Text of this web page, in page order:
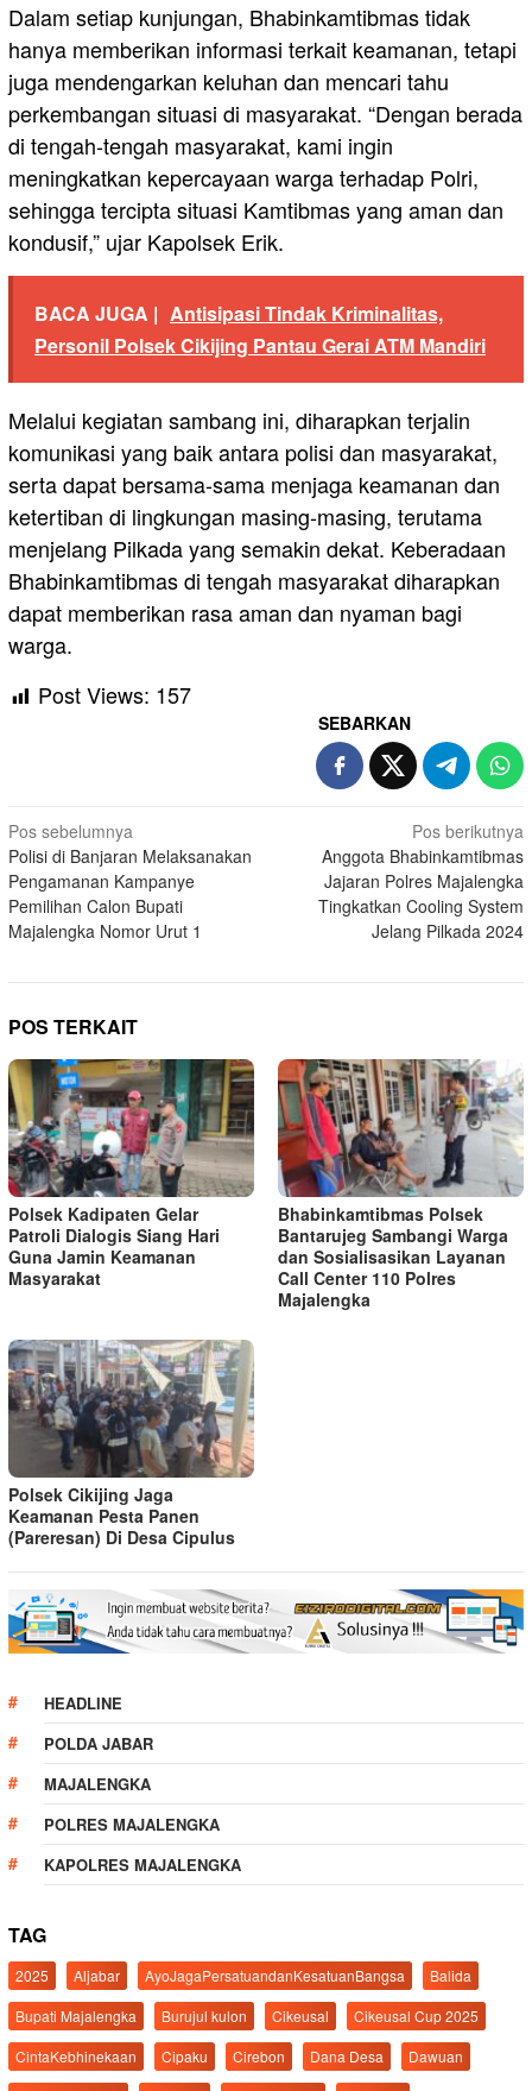
Dalam setiap kunjungan, Bhabinkamtibmas tidak
hanya memberikan informasi terkait keamanan, tetapi
juga mendengarkan keluhan dan mencari tahu
perkembangan situasi di masyarakat. “Dengan berada
di tengah-tengah masyarakat, kami ingin
meningkatkan kepercayaan warga terhadap Polri,
sehingga tercipta situasi Kamtibmas yang aman dan
kondusif,” ujar Kapolsek Erik.
BACA JUGA | Antisipasi Tindak Kriminalitas,
Personil Polsek Cikijing Pantau Gerai ATM Mandiri
Melalui kegiatan sambang ini, diharapkan terjalin
komunikasi yang baik antara polisi dan masyarakat,
serta dapat bersama-sama menjaga keamanan dan
ketertiban di lingkungan masing-masing, terutama
menjelang Pilkada yang semakin dekat. Keberadaan
Bhabinkamtibmas di tengah masyarakat diharapkan
dapat memberikan rasa aman dan nyaman bagi
warga.
Post Views: 157
SEBARKAN
Navigasi
pos
Pos sebelumnya
Polisi di Banjaran Melaksanakan
Pengamanan Kampanye
Pemilihan Calon Bupati
Majalengka Nomor Urut 1
Pos berikutnya
Anggota Bhabinkamtibmas
Jajaran Polres Majalengka
Tingkatkan Cooling System
Jelang Pilkada 2024
POS TERKAIT
Polsek Kadipaten Gelar
Patroli Dialogis Siang Hari
Guna Jamin Keamanan
Masyarakat
Bhabinkamtibmas Polsek
Bantarujeg Sambangi Warga
dan Sosialisasikan Layanan
Call Center 110 Polres
Majalengka
Polsek Cikijing Jaga
Keamanan Pesta Panen
(Pareresan) Di Desa Cipulus
HEADLINE
POLDA JABAR
MAJALENGKA
POLRES MAJALENGKA
KAPOLRES MAJALENGKA
TAG
2025 Aljabar AyoJagaPersatuandanKesatuanBangsa
Balida
Bupati Majalengka
Burujul kulon Cikeusal
Cikeusal Cup 2025
CintaKebhinekaan
Cipaku Cirebon Dana Desa
Dawuan